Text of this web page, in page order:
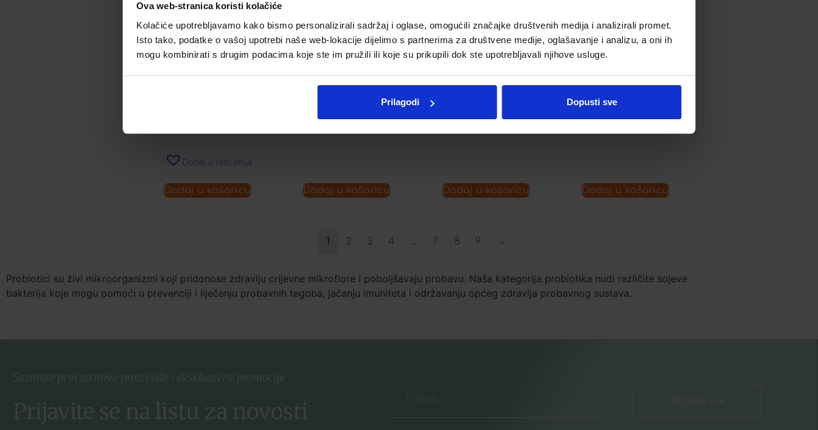
Ova web-stranica koristi kolačiće
Kolačiće upotrebljavamo kako bismo personalizirali sadržaj i oglase, omogućili značajke društvenih medija i analizirali promet.
Isto tako, podatke o vašoj upotrebi naše web-lokacije dijelimo s partnerima za društvene medije, oglašavanje i analizu, a oni ih
mogu kombinirati s drugim podacima koje ste im pružili ili koje su prikupili dok ste upotrebljavali njihove usluge.
Prilagodi Dopusti sve
JAMIESON MLIJEČNO-
KISELINSKE BAKTERIJE
EXTRA SNAGA 30
MILIJARDI, KAPSULE A30
Dodaj u listu želja
Dodaj u košaricu Dodaj u košaricu
24,25€
Dodaj u košaricu
10,50 €
Dodaj u listu želja
Dodaj u košaricu
1 2 3 4 … 7 8 9 →
Probiotici su živi mikroorganizmi koji pridonose zdravlju crijevne mikroflore i poboljšavaju probavu. Naša kategorija probiotika nudi različite sojeve
bakterija koje mogu pomoći u prevenciji i liječenju probavnih tegoba, jačanju imuniteta i održavanju općeg zdravlja probavnog sustava.
Saznajte prvi za nove proizvode i ekskluzivne promocije
Prijavite se na listu za novosti